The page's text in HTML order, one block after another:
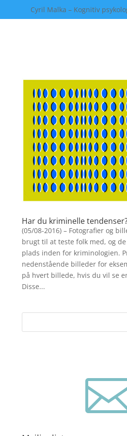
Cyril Malka – Kognitiv
Har du kriminelle
(05/08-2016) – Fotografier og
brugt til at teste folk med, og
plads inden for kriminologien.
nedenstående billeder for
på hvert billede, hvis du vil se
Disse...